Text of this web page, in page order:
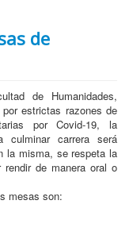
de
de Humanidades,
estrictas razones de
por Covid-19, la
culminar carrera será
la misma, se respeta la
de manera oral o
mesas son: